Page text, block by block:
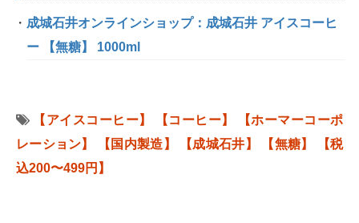
成城石井オンラインショップ：成城石井 アイスコーヒ
ー 【無糖】 1000ml
【アイスコーヒー】 【コーヒー】
【ホーマーコーポ
レーション】
【国内製造】 【成城石井】 【無糖】
【税
込200〜499円】